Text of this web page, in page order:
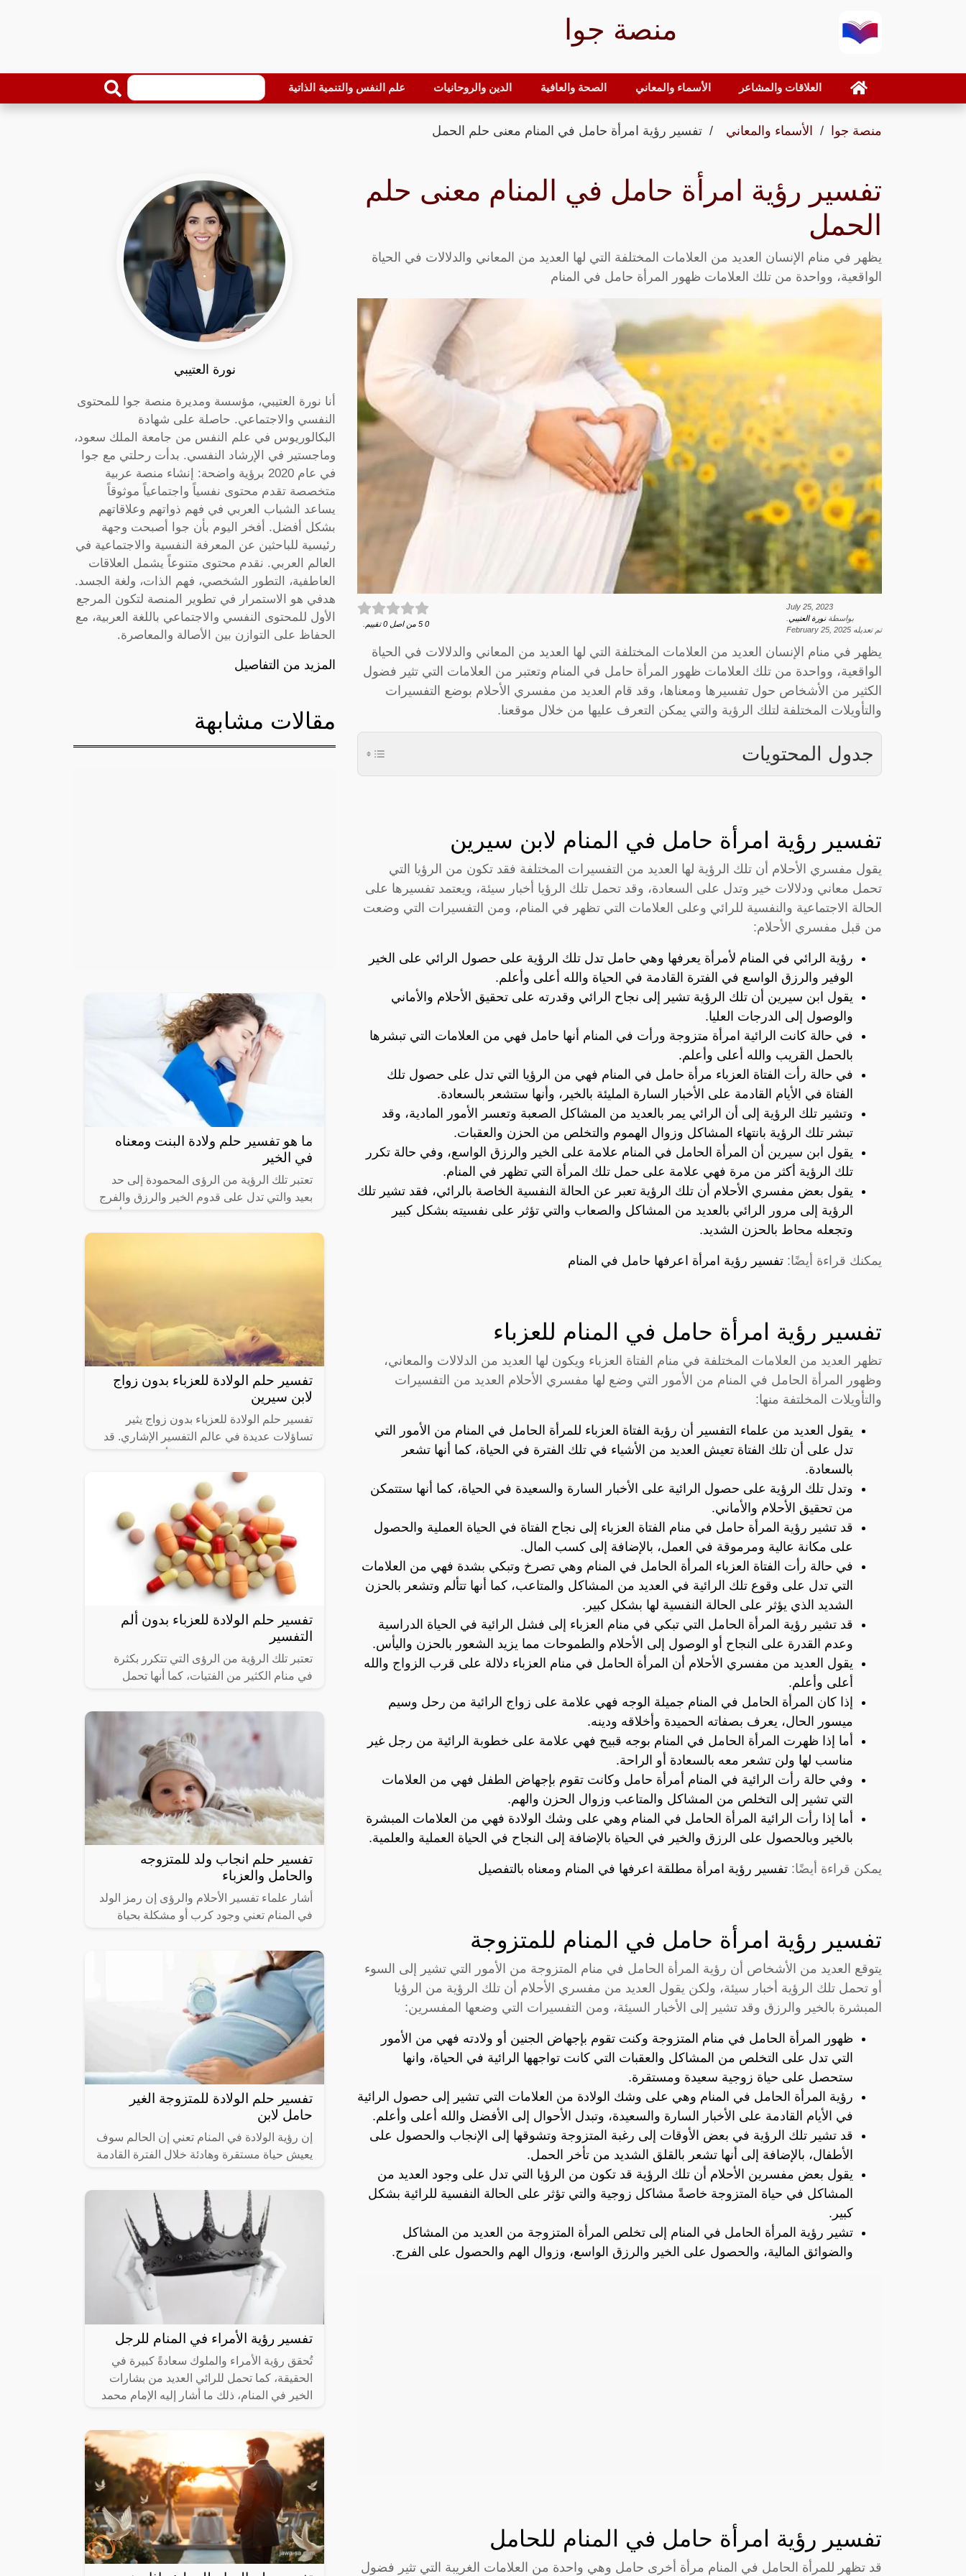
منصة جوا
العلاقات والمشاعر الأسماء والمعاني الصحة والعافية الدين والروحانيات علم النفس والتنمية الذاتية
منصة جوا الأسماء والمعاني تفسير رؤية امرأة حامل في المنام معنى حلم الحمل
تفسير رؤية امرأة حامل في المنام معنى حلم
الحمل
يظهر في منام الإنسان العديد من العلامات المختلفة التي لها العديد من المعاني والدلالات في الحياة
الواقعية، وواحدة من تلك العلامات ظهور المرأة حامل في المنام
July 25, 2023
بواسطةنورة العتيبي
تم تعديله February 25, 2025
0
5 من اصل 0 تقييم.
يظهر في منام الإنسان العديد من العلامات المختلفة التي لها العديد من المعاني والدلالات في الحياة
الواقعية، وواحدة من تلك العلامات ظهور المرأة حامل في المنام وتعتبر من العلامات التي تثير فضول
الكثير من الأشخاص حول تفسيرها ومعناها، وقد قام العديد من مفسري الأحلام بوضع التفسيرات
والتأويلات المختلفة لتلك الرؤية والتي يمكن التعرف عليها من خلال موقعنا.
جدول المحتويات
تفسير رؤية امرأة حامل في المنام لابن سيرين
يقول مفسري الأحلام أن تلك الرؤية لها العديد من التفسيرات المختلفة فقد تكون من الرؤيا التي
تحمل معاني ودلالات خير وتدل على السعادة، وقد تحمل تلك الرؤيا أخبار سيئة، ويعتمد تفسيرها على
الحالة الاجتماعية والنفسية للرائي وعلى العلامات التي تظهر في المنام، ومن التفسيرات التي وضعت
من قبل مفسري الأحلام:
رؤية الرائي في المنام لأمرأة يعرفها وهي حامل تدل تلك الرؤية على حصول الرائي على الخير
الوفير والرزق الواسع في الفترة القادمة في الحياة والله أعلى وأعلم.
يقول ابن سيرين أن تلك الرؤية تشير إلى نجاح الرائي وقدرته على تحقيق الأحلام والأماني
والوصول إلى الدرجات العليا.
في حالة كانت الرائية امرأة متزوجة ورأت في المنام أنها حامل فهي من العلامات التي تبشرها
بالحمل القريب والله أعلى وأعلم.
في حالة رأت الفتاة العزباء مرأة حامل في المنام فهي من الرؤيا التي تدل على حصول تلك
الفتاة في الأيام القادمة على الأخبار السارة المليئة بالخير، وأنها ستشعر بالسعادة.
وتشير تلك الرؤية إلى أن الرائي يمر بالعديد من المشاكل الصعبة وتعسر الأمور المادية، وقد
تبشر تلك الرؤية بانتهاء المشاكل وزوال الهموم والتخلص من الحزن والعقبات.
يقول ابن سيرين أن المرأة الحامل في المنام علامة على الخير والرزق الواسع، وفي حالة تكرر
تلك الرؤية أكثر من مرة فهي علامة على حمل تلك المرأة التي تظهر في المنام.
يقول بعض مفسري الأحلام أن تلك الرؤية تعبر عن الحالة النفسية الخاصة بالرائي، فقد تشير تلك
الرؤية إلى مرور الرائي بالعديد من المشاكل والصعاب والتي تؤثر على نفسيته بشكل كبير
وتجعله محاط بالحزن الشديد.
يمكنك قراءة أيضًا: تفسير رؤية امرأة اعرفها حامل في المنام
تفسير رؤية امرأة حامل في المنام للعزباء
تظهر العديد من العلامات المختلفة في منام الفتاة العزباء ويكون لها العديد من الدلالات والمعاني،
وظهور المرأة الحامل في المنام من الأمور التي وضع لها مفسري الأحلام العديد من التفسيرات
والتأويلات المخلتفة منها:
يقول العديد من علماء التفسير أن رؤية الفتاة العزباء للمرأة الحامل في المنام من الأمور التي
تدل على أن تلك الفتاة تعيش العديد من الأشياء في تلك الفترة في الحياة، كما أنها تشعر
بالسعادة.
وتدل تلك الرؤية على حصول الرائية على الأخبار السارة والسعيدة في الحياة، كما أنها ستتمكن
من تحقيق الأحلام والأماني.
قد تشير رؤية المرأة حامل في منام الفتاة العزباء إلى نجاح الفتاة في الحياة العملية والحصول
على مكانة عالية ومرموقة في العمل، بالإضافة إلى كسب المال.
في حالة رأت الفتاة العزباء المرأة الحامل في المنام وهي تصرخ وتبكي بشدة فهي من العلامات
التي تدل على وقوع تلك الرائية في العديد من المشاكل والمتاعب، كما أنها تتألم وتشعر بالحزن
الشديد الذي يؤثر على الحالة النفسية لها بشكل كبير.
قد تشير رؤية المرأة الحامل التي تبكي في منام العزباء إلى فشل الرائية في الحياة الدراسية
وعدم القدرة على النجاح أو الوصول إلى الأحلام والطموحات مما يزيد الشعور بالحزن واليأس.
يقول العديد من مفسري الأحلام أن المرأة الحامل في منام العزباء دلالة على قرب الزواج والله
أعلى وأعلم.
إذا كان المرأة الحامل في المنام جميلة الوجه فهي علامة على زواج الرائية من رحل وسيم
ميسور الحال، يعرف بصفاته الحميدة وأخلاقه ودينه.
أما إذا ظهرت المرأة الحامل في المنام بوجه قبيح فهي علامة على خطوبة الرائية من رجل غير
مناسب لها ولن تشعر معه بالسعادة أو الراحة.
وفي حالة رأت الرائية في المنام أمرأة حامل وكانت تقوم بإجهاض الطفل فهي من العلامات
التي تشير إلى التخلص من المشاكل والمتاعب وزوال الحزن والهم.
أما إذا رأت الرائية المرأة الحامل في المنام وهي على وشك الولادة فهي من العلامات المبشرة
بالخير وبالحصول على الرزق والخير في الحياة بالإضافة إلى النجاح في الحياة العملية والعلمية.
يمكن قراءة أيضًا: تفسير رؤية امرأة مطلقة اعرفها في المنام ومعناه بالتفصيل
تفسير رؤية امرأة حامل في المنام للمتزوجة
يتوقع العديد من الأشخاص أن رؤية المرأة الحامل في منام المتزوجة من الأمور التي تشير إلى السوء
أو تحمل تلك الرؤية أخبار سيئة، ولكن يقول العديد من مفسري الأحلام أن تلك الرؤية من الرؤيا
المبشرة بالخير والرزق وقد تشير إلى الأخبار السيئة، ومن التفسيرات التي وضعها المفسرين:
ظهور المرأة الحامل في منام المتزوجة وكنت تقوم بإجهاض الجنين أو ولادته فهي من الأمور
التي تدل على التخلص من المشاكل والعقبات التي كانت تواجهها الرائية في الحياة، وانها
ستحصل على حياة زوجية سعيدة ومستقرة.
رؤية المرأة الحامل في المنام وهي على وشك الولادة من العلامات التي تشير إلى حصول الرائية
في الأيام القادمة على الأخبار السارة والسعيدة، وتبدل الأحوال إلى الأفضل والله أعلى وأعلم.
قد تشير تلك الرؤية في بعض الأوقات إلى رغبة المتزوجة وتشوقها إلى الإنجاب والحصول على
الأطفال، بالإضافة إلى أنها تشعر بالقلق الشديد من تأخر الحمل.
يقول بعض مفسرين الأحلام أن تلك الرؤية قد تكون من الرؤيا التي تدل على وجود العديد من
المشاكل في حياة المتزوجة خاصةً مشاكل زوجية والتي تؤثر على الحالة النفسية للرائية بشكل
كبير.
تشير رؤية المرأة الحامل في المنام إلى تخلص المرأة المتزوجة من العديد من المشاكل
والضوائق المالية، والحصول على الخير والرزق الواسع، وزوال الهم والحصول على الفرج.
تفسير رؤية امرأة حامل في المنام للحامل
قد تظهر للمرأة الحامل في المنام مرأة أخرى حامل وهي واحدة من العلامات الغريبة التي تثير فضول
نورة العتيبي
أنا نورة العتيبي، مؤسسة ومديرة منصة جوا للمحتوى
النفسي والاجتماعي. حاصلة على شهادة
البكالوريوس في علم النفس من جامعة الملك سعود،
وماجستير في الإرشاد النفسي. بدأت رحلتي مع جوا
في عام 2020 برؤية واضحة: إنشاء منصة عربية
متخصصة تقدم محتوى نفسياً واجتماعياً موثوقاً
يساعد الشباب العربي في فهم ذواتهم وعلاقاتهم
بشكل أفضل. أفخر اليوم بأن جوا أصبحت وجهة
رئيسية للباحثين عن المعرفة النفسية والاجتماعية في
العالم العربي. نقدم محتوى متنوعاً يشمل العلاقات
العاطفية، التطور الشخصي، فهم الذات، ولغة الجسد.
هدفي هو الاستمرار في تطوير المنصة لتكون المرجع
الأول للمحتوى النفسي والاجتماعي باللغة العربية، مع
الحفاظ على التوازن بين الأصالة والمعاصرة.
المزيد من التفاصيل
مقالات مشابهة
ما هو تفسير حلم ولادة البنت ومعناه
في الخير
تعتبر تلك الرؤية من الرؤى المحمودة إلى حد
بعيد والتي تدل على قدوم الخير والرزق والفرج
تحمل العديد من الدلالات
تفسير حلم الولادة للعزباء بدون زواج
لابن سيرين
تفسير حلم الولادة للعزباء بدون زواج يثير
تساؤلات عديدة في عالم التفسير الإشاري. قد
للرعاية والحب. قد يرمز الحلم
تفسير حلم الولادة للعزباء بدون ألم
التفسير
تعتبر تلك الرؤية من الرؤى التي تتكرر بكثرة
في منام الكثير من الفتيات، كما أنها تحمل
باختلاف الرؤية، وبالتالي يمكن
تفسير حلم انجاب ولد للمتزوجه
والحامل والعزباء
أشار علماء تفسير الأحلام والرؤى إن رمز الولد
في المنام تعني وجود كرب أو مشكلة بحياة
تحمل الخير والرزق، لكن في حالة إنجاب
تفسير حلم الولادة للمتزوجة الغير
حامل لابن
إن رؤية الولادة في المنام تعني إن الحالم سوف
يعيش حياة مستقرة وهادئة خلال الفترة القادمة
تفسير حلم الولادة للمتزوجة الغير
تفسير رؤية الأمراء في المنام للرجل
تُحقق رؤية الأمراء والملوك سعادةً كبيرة في
الحقيقة، كما تحمل للرائي العديد من بشارات
الخير في المنام، ذلك ما أشار إليه الإمام محمد